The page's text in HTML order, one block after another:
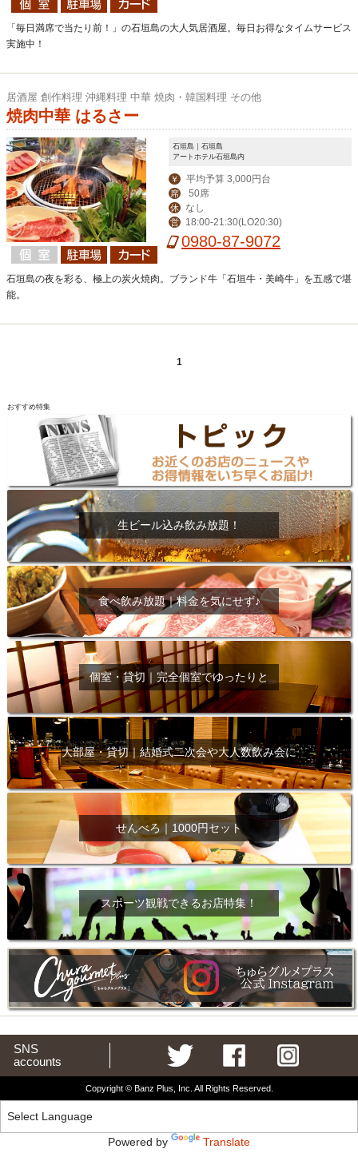
「毎日満席で当たり前！」の石垣島の大人気居酒屋。毎日お得なタイムサービス
実施中！
居酒屋 創作料理 沖縄料理 中華 焼肉・韓国料理 その他
焼肉中華 はるさー
石垣島｜石垣島
アートホテル石垣島内
￥ 平均予算 3,000円台
席 50席
休 なし
営 18:00-21:30(LO20:30)
0980-87-9072
石垣島の夜を彩る、極上の炭火焼肉。ブランド牛「石垣牛・美崎牛」を五感で堪
能。
1
おすすめ特集
生ビール込み飲み放題！
食べ飲み放題｜料金を気にせず♪
個室・貸切｜完全個室でゆったりと
大部屋・貸切｜結婚式二次会や大人数飲み会に
せんべろ｜1000円セット
スポーツ観戦できるお店特集！
SNS
accounts
Copyright © Banz Plus, Inc. All Rights Reserved.
Powered by Translate